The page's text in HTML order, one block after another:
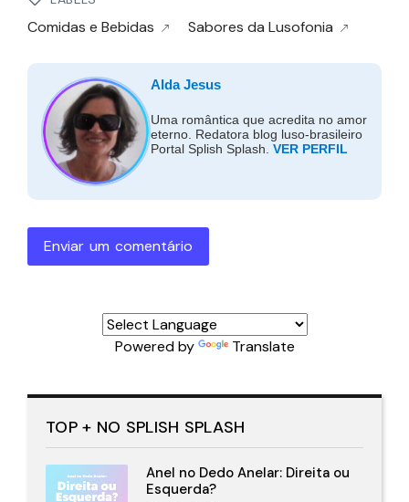
Comidas e Bebidas Sabores da Lusofonia
Alda Jesus
Uma romântica que acredita no amor
eterno. Redatora blog luso-brasileiro
Portal Splish Splash. VER PERFIL
Enviar um comentário
Powered by Translate
TOP + NO SPLISH SPLASH
Anel no Dedo Anelar: Direita ou
Esquerda?